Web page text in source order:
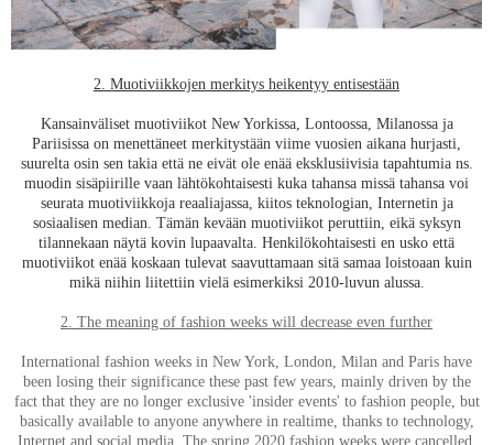
2. Muotiviikkojen merkitys heikentyy entisestään
Kansainväliset muotiviikot New Yorkissa, Lontoossa, Milanossa ja
Pariisissa on menettäneet merkitystään viime vuosien aikana hurjasti,
suurelta osin sen takia että ne eivät ole enää eksklusiivisia tapahtumia ns.
muodin sisäpiirille vaan lähtökohtaisesti kuka tahansa missä tahansa voi
seurata muotiviikkoja reaaliajassa, kiitos teknologian, Internetin ja
sosiaalisen median. Tämän kevään muotiviikot peruttiin, eikä syksyn
tilannekaan näytä kovin lupaavalta. Henkilökohtaisesti en usko että
muotiviikot enää koskaan tulevat saavuttamaan sitä samaa loistoaan kuin
mikä niihin liitettiin vielä esimerkiksi 2010-luvun alussa.
2. The meaning of fashion weeks will decrease even further
International fashion weeks in New York, London, Milan and Paris have
been losing their significance these past few years, mainly driven by the
fact that they are no longer exclusive 'insider events' to fashion people, but
basically available to anyone anywhere in realtime, thanks to technology,
Internet and social media. The spring 2020 fashion weeks were cancelled,